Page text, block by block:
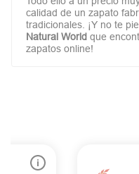
calidad de un zapato
tradicionales. ¡Y no te
Natural World que
zapatos online!